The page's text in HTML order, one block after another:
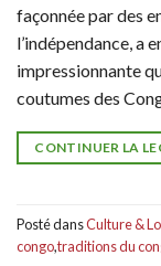
façonnée par des
l’indépendance, a
impressionnante
coutumes des
CONTINUER LA
Posté dansCulture &
congo,traditions du